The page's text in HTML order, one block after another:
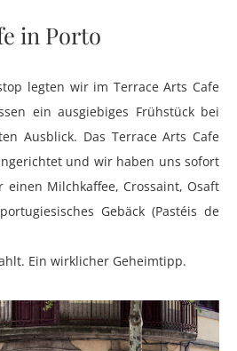
in Porto
legten wir im Terrace Arts Cafe
ein ausgiebiges Frühstück bei
Ausblick. Das Terrace Arts Cafe
und wir haben uns sofort
Milchkaffee, Crossaint, Osaft
Gebäck (Pastéis de
Ein wirklicher Geheimtipp.